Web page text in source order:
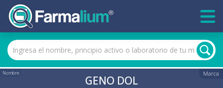
Nombre Marca
GENO DOL